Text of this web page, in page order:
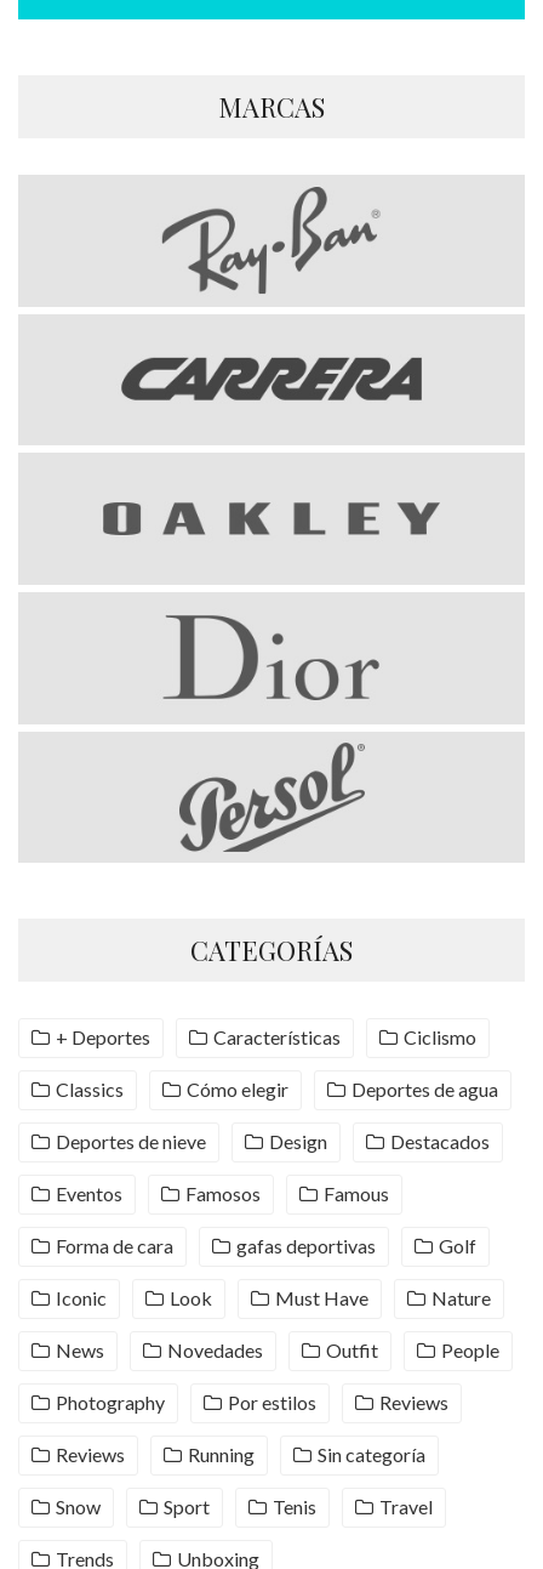
MARCAS
CATEGORÍAS
+ Deportes Características Ciclismo
Classics Cómo elegir Deportes de agua
Deportes de nieve Design Destacados
Eventos Famosos Famous
Forma de cara gafas deportivas Golf
Iconic Look Must Have Nature
News Novedades Outfit People
Photography Por estilos Reviews
Reviews Running Sin categoría
Snow Sport Tenis Travel
Trends Unboxing